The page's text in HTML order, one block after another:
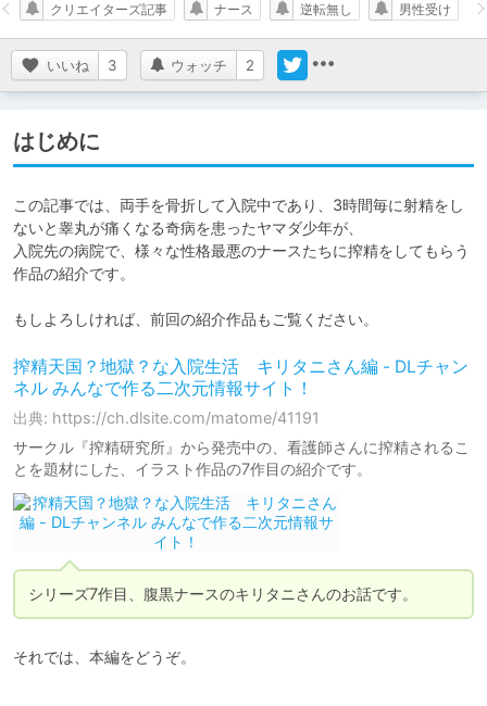
いいね 3 ウォッチ 2
クリエイターズ記事 ナース 逆転無し 男性受け
はじめに
この記事では、両手を骨折して入院中であり、3時間毎に射精をし
ないと睾丸が痛くなる奇病を患ったヤマダ少年が、
入院先の病院で、様々な性格最悪のナースたちに搾精をしてもらう
作品の紹介です。
もしよろしければ、前回の紹介作品もご覧ください。
搾精天国？地獄？な入院生活 キリタニさん編 - DLチャン
ネル みんなで作る二次元情報サイト！
出典: https://ch.dlsite.com/matome/41191
サークル『搾精研究所』から発売中の、看護師さんに搾精されるこ
とを題材にした、イラスト作品の7作目の紹介です。
シリーズ7作目、腹黒ナースのキリタニさんのお話です。
それでは、本編をどうぞ。